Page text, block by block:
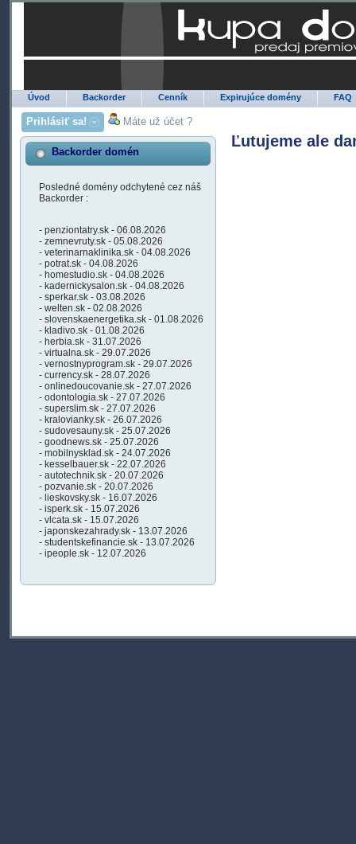
Úvod Backorder Cenník Expirujúce domény FAQ
Prihlásiť sa! Máte už účet ?
Backorder domén
Posledné domény odchytené cez náš
Backorder :
- penziontatry.sk - 06.08.2026
- zemnevruty.sk - 05.08.2026
- veterinarnaklinika.sk - 04.08.2026
- potrat.sk - 04.08.2026
- homestudio.sk - 04.08.2026
- kadernickysalon.sk - 04.08.2026
- sperkar.sk - 03.08.2026
- welten.sk - 02.08.2026
- slovenskaenergetika.sk - 01.08.2026
- kladivo.sk - 01.08.2026
- herbia.sk - 31.07.2026
- virtualna.sk - 29.07.2026
- vernostnyprogram.sk - 29.07.2026
- currency.sk - 28.07.2026
- onlinedoucovanie.sk - 27.07.2026
- odontologia.sk - 27.07.2026
- superslim.sk - 27.07.2026
- kralovianky.sk - 26.07.2026
- sudovesauny.sk - 25.07.2026
- goodnews.sk - 25.07.2026
- mobilnysklad.sk - 24.07.2026
- kesselbauer.sk - 22.07.2026
- autotechnik.sk - 20.07.2026
- pozvanie.sk - 20.07.2026
- lieskovsky.sk - 16.07.2026
- isperk.sk - 15.07.2026
- vlcata.sk - 15.07.2026
- japonskezahrady.sk - 13.07.2026
- studentskefinancie.sk - 13.07.2026
- ipeople.sk - 12.07.2026
Ľutujeme ale